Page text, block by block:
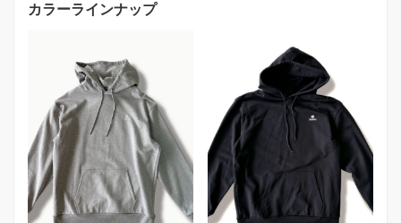
カラーラインナップ